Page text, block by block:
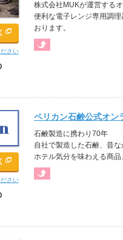
さい
株式会社MUKが運営する
便利な電子レンジ専用調
おります。
さい
ペリカン石鹸公式オン
石鹸製造に携わり70年
自社で製造した石鹸、昔
ホテル気分を味わえる商